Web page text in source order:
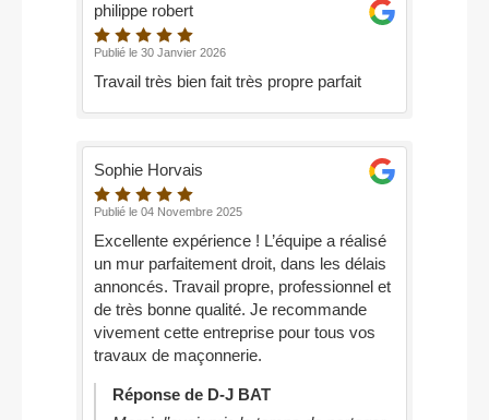
philippe robert
Publié le 30 Janvier 2026
Travail très bien fait très propre parfait
Sophie Horvais
Publié le 04 Novembre 2025
Excellente expérience ! L’équipe a réalisé
un mur parfaitement droit, dans les délais
annoncés. Travail propre, professionnel et
de très bonne qualité. Je recommande
vivement cette entreprise pour tous vos
travaux de maçonnerie.
Réponse de D-J BAT